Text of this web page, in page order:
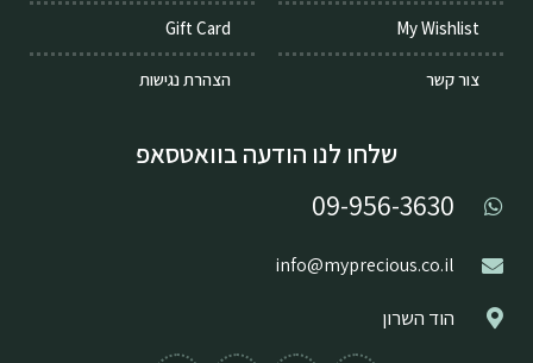
My Wishlist
צור קשר
Gift Card
הצהרת נגישות
שלחו לנו הודעה בוואטסאפ
09-956-3630
info@myprecious.co.il
הוד השרון